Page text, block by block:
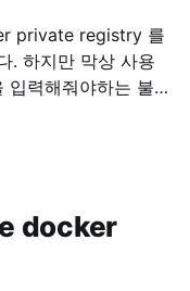
private registry 를
용
력해줘야하는 불
docker